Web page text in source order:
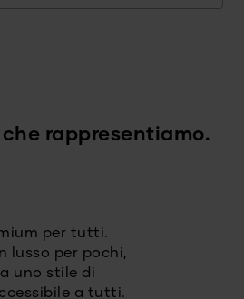
rappresentiamo.
per tutti.
lusso per pochi,
uno stile di
a tutti.